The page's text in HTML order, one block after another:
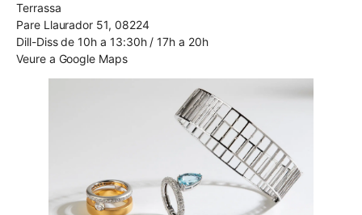
Terrassa
Pare Llaurador 51, 08224
Dill-Diss de 10h a 13:30h / 17h a 20h
Veure a Google Maps